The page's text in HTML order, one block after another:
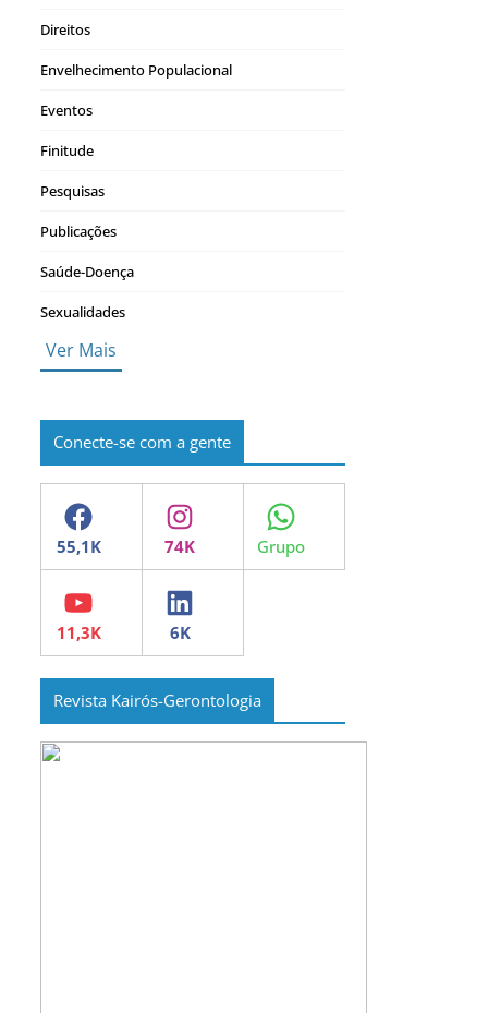
Direitos
Envelhecimento Populacional
Eventos
Finitude
Pesquisas
Publicações
Saúde-Doença
Sexualidades
Ver Mais
Conecte-se com a gente
Facebook Instagram WhatsApp
YouTube LinkedIn
Revista Kairós-Gerontologia